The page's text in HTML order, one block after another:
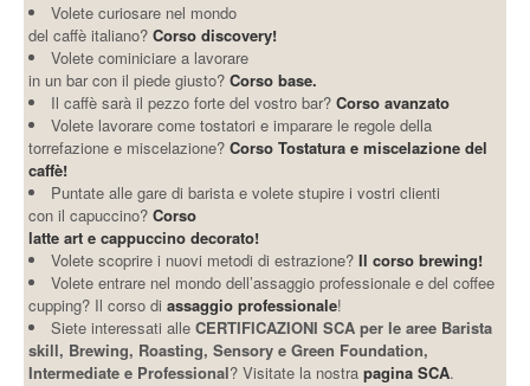
Volete curiosare nel mondo
del caffè italiano? Corso discovery!
Volete cominiciare a lavorare
in un bar con il piede giusto? Corso base.
Il caffè sarà il pezzo forte del vostro bar?Corso avanzato
Volete lavorare come tostatori e imparare le regole della
torrefazione e miscelazione?Corso Tostatura e miscelazione del
caffè!
Puntate alle gare di barista e volete stupire i vostri clienti
con il capuccino?Corso
latte art e cappuccino decorato!
Volete scoprire i nuovi metodi di estrazione?Il corso brewing!
Volete entrare nel mondo dell’assaggio professionale e del coffee
cupping? Il corso diassaggio professionale!
Siete interessati alleCERTIFICAZIONI SCA per le aree Barista
skill, Brewing, Roasting, Sensory e Green Foundation,
Intermediate e Professional? Visitate la nostrapagina SCA.